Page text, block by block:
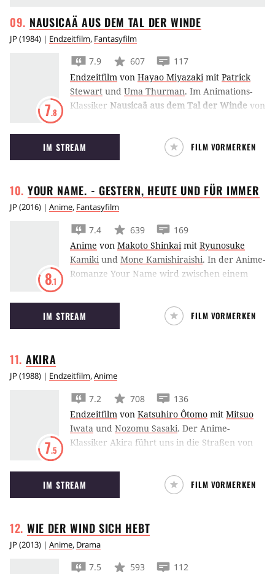
NAUSICAÄ AUS DEM TAL DERWINDE
JP(1984) | Endzeitfilm, Fantasyfilm
7.8
7.9 607
117
Endzeitfilm von Hayao Miyazakimit Patrick
Stewart und Uma Thurman. Im Animations-
Klassiker Nausicaä aus dem Tal der Winde von
postapokalyptischen Zukunft gegen eine
menschenfeindliche Natur und apokalyptische
Superwaffen vorgehen.
IM STREAM FILM VORMERKEN
YOUR NAME. - GESTERN, HEUTE UND FÜR IMMER
JP(2016) | Anime, Fantasyfilm
8.1
7.4 639
169
Anime von Makoto Shinkaimit Ryunosuke
Kamikiund Mone Kamishiraishi. In der Anime-
Romanze Your Name wird zwischen einem
vom Lande, die sich nie getroffen haben, im
Traum eine Verbindung mittels eines
Körpertauschs hergestellt.
IM STREAM FILM VORMERKEN
AKIRA
JP(1988) | Endzeitfilm,Anime
7.5
7.2 708
136
Endzeitfilm von Katsuhiro Ôtomo mit Mitsuo
Iwata und Nozomu Sasaki. Der Anime-
Klassiker Akira führt uns in die Straßen von
Motorrad-Unfall wird ein Jugendlicher vom
Militär unter Quarantäne gestellt. Bald
entwickelt er telekinetische Fähigkeiten.
IM STREAM FILM VORMERKEN
WIE DER WIND SICH HEBT
JP(2013) | Anime, Drama
7.5 593
112